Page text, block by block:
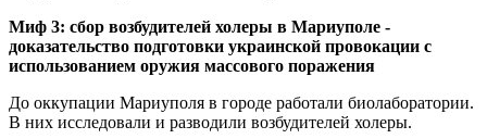
Миф 3: сбор возбудителей холеры в Мариуполе -
доказательство подготовки украинской провокации с
использованием оружия массового поражения
До оккупации Мариуполя в городе работали биолаборатории.
В них исследовали и разводили возбудителей холеры.